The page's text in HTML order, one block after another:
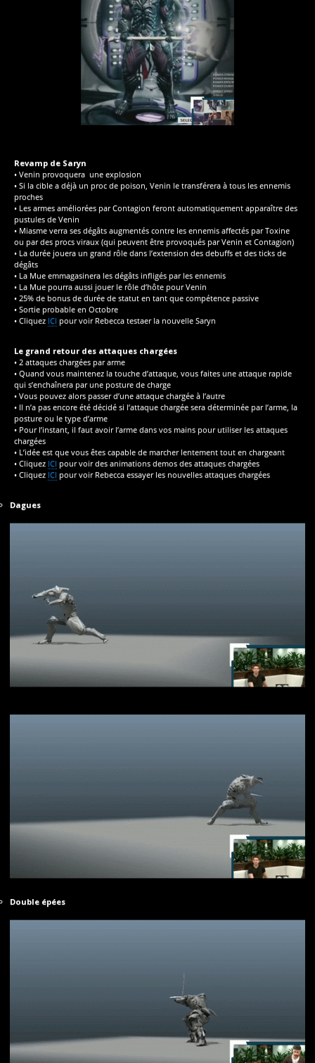
Revamp de Saryn
• Venin provoquera une explosion
• Si la cible a déjà un proc de poison, Venin le transférera à tous les ennemis
proches
• Les armes améliorées par Contagion feront automatiquement apparaître des
pustules de Venin
• Miasme verra ses dégâts augmentés contre les ennemis affectés par Toxine
ou par des procs viraux (qui peuvent être provoqués par Venin et Contagion)
• La durée jouera un grand rôle dans l’extension des debuffs et des ticks de
dégâts
• La Mue emmagasinera les dégâts infligés par les ennemis
• La Mue pourra aussi jouer le rôle d’hôte pour Venin
• 25% de bonus de durée de statut en tant que compétence passive
• Sortie probable en Octobre
• Cliquez ICI pour voir Rebecca testaer la nouvelle Saryn
Le grand retour des attaques chargées
• 2 attaques chargées par arme
• Quand vous maintenez la touche d’attaque, vous faites une attaque rapide
qui s’enchaînera par une posture de charge
• Vous pouvez alors passer d’une attaque chargée à l’autre
• Il n’a pas encore été décidé si l’attaque chargée sera déterminée par l’arme, la
posture ou le type d’arme
• Pour l’instant, il faut avoir l’arme dans vos mains pour utiliser les attaques
chargées
• L’idée est que vous êtes capable de marcher lentement tout en chargeant
• Cliquez ICI pour voir des animations demos des attaques chargées
• Cliquez ICI pour voir Rebecca essayer les nouvelles attaques chargées
Dagues
Double épées